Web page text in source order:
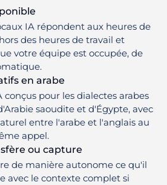
IA répondent aux heures de
des heures de travail et
votre équipe est occupée, de
en arabe
conçus pour les dialectes arabes
saoudite et d'Égypte, avec
entre l'arabe et l'anglais au
appel.
ou capture
de manière autonome ce qu'il
avec le contexte complet si